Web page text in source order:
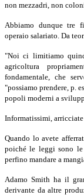
non mezzadri, non
Abbiamo dunque tre
operaio salariato. Da
"Noi ci limitiamo
agricoltura
fondamentale, che
"possiamo prendere, p.
popoli moderni a
Informatissimi,
Quando lo avete
poiché le leggi sono
perfino mandare a
Adamo Smith ha il
derivante da altre